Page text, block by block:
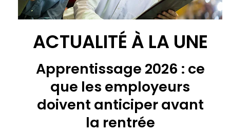
ACTUALITÉ À LA UNE
Apprentissage 2026 : ce
que les employeurs
doivent anticiper avant
la rentrée